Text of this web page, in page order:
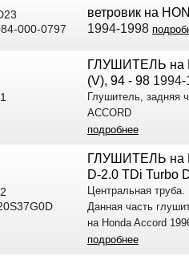
000-0797
ветровик на
1994-1998
ГЛУШИТЕЛЬ на
(V), 94 - 98 1994-
Глушитель, задняя
ACCORD
подробнее
ГЛУШИТЕЛЬ на
D-2.0 TDi Turbo
Центральная труба.
Данная часть
на Honda Accord
подробнее